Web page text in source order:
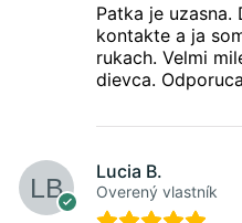
Patka je
kontakte a ja
rukach. Velmi
dievca.
Lucia B.
Overený vlastník